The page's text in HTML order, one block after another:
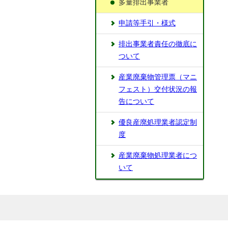
多量排出事業者
申請等手引・様式
排出事業者責任の徹底に
ついて
産業廃棄物管理票（マニ
フェスト）交付状況の報
告について
優良産廃処理業者認定制
度
産業廃棄物処理業者につ
いて